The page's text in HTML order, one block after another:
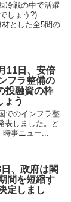
冷戦の中で活躍
しょう?)
とした全5問の
11日、安倍
フラ整備の
投融資の枠
ょう
でのインフラ整
表しました。ど
時事ニュー...
、政府は閣
間を短縮す
定しまし